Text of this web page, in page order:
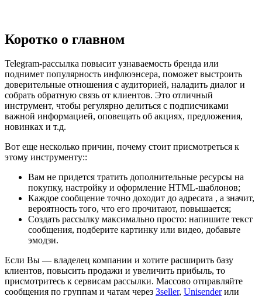
Коротко о главном
Telegram-рассылка повысит узнаваемость бренда или
поднимет популярность инфлюэнсера, поможет выстроить
доверительные отношения с аудиторией, наладить диалог и
собрать обратную связь от клиентов. Это отличный
инструмент, чтобы регулярно делиться с подписчиками
важной информацией, оповещать об акциях, предложения,
новинках и т.д.
Вот еще несколько причин, почему стоит присмотреться к
этому инструменту::
Вам не придется тратить дополнительные ресурсы на
покупку, настройку и оформление HTML-шаблонов;
Каждое сообщение точно доходит до адресата , а значит,
вероятность того, что его прочитают, повышается;
Создать рассылку максимально просто: напишите текст
сообщения, подберите картинку или видео, добавьте
эмодзи.
Если Вы — владелец компании и хотите расширить базу
клиентов, повысить продажи и увеличить прибыль, то
присмотритесь к сервисам рассылки. Массово отправляйте
сообщения по группам и чатам через 3seller, Unisenderили